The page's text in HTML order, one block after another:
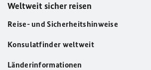
Weltweit sicher reisen
Reise- und Sicherheitshinweise
Konsulatfinder weltweit
Länderinformationen